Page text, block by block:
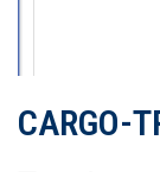
CARGO-